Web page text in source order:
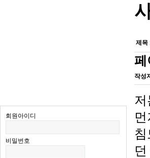
회원아이디
비밀번호
제목
페
작성